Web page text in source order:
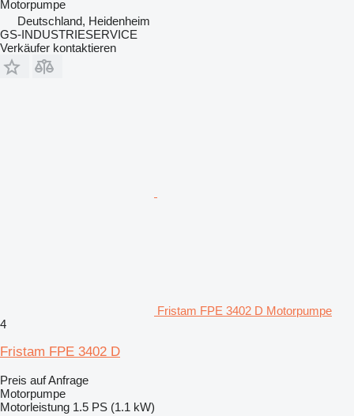
Motorpumpe
Deutschland, Heidenheim
GS-INDUSTRIESERVICE
Verkäufer kontaktieren
Fristam FPE 3402 D Motorpumpe
4
Fristam FPE 3402 D
Preis auf Anfrage
Motorpumpe
Motorleistung 1.5 PS (1.1 kW)